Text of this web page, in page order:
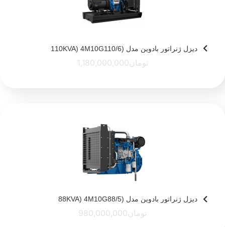
دیزل ژنراتور بادوین مدل (110KVA) 4M10G110/6
تومان1,180,000,000
دیزل ژنراتور بادوین مدل (88KVA) 4M10G88/5
تومان980,000,000